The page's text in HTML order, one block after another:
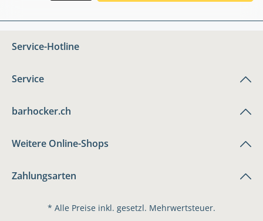
Service-Hotline
Service
barhocker.ch
Weitere Online-Shops
Zahlungsarten
* Alle Preise inkl. gesetzl. Mehrwertsteuer.